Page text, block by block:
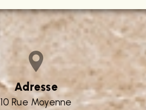
Adresse
10 Rue Moyenne